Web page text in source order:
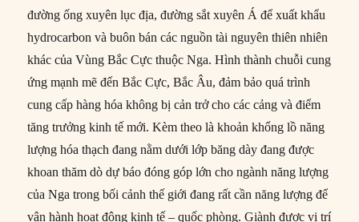
đường ống xuyên lục địa, đường sắt xuyên Á để xuất khẩu
hydrocarbon và buôn bán các nguồn tài nguyên thiên nhiên
khác của Vùng Bắc Cực thuộc Nga. Hình thành chuỗi cung
ứng mạnh mẽ đến Bắc Cực, Bắc Âu, đảm bảo quá trình
cung cấp hàng hóa không bị cản trở cho các cảng và điểm
tăng trưởng kinh tế mới. Kèm theo là khoản khổng lồ năng
lượng hóa thạch đang nằm dưới lớp băng dày đang được
khoan thăm dò dự báo đóng góp lớn cho ngành năng lượng
của Nga trong bối cảnh thế giới đang rất cần năng lượng để
vận hành hoạt động kinh tế – quốc phòng. Giành được vị trí